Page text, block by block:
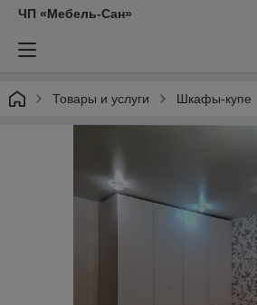
ЧП «Мебель-Сан»
Товары и услуги Шкафы-купе